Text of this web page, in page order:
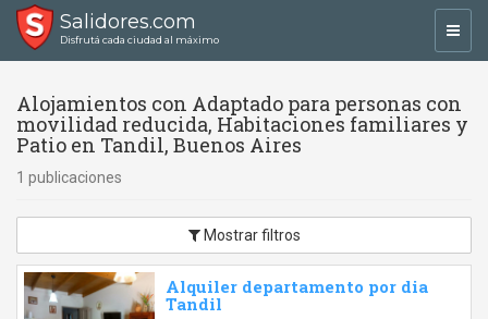
Salidores.com
Disfrutá cada ciudad al máximo
Alojamientos con Adaptado para personas con
movilidad reducida, Habitaciones familiares y
Patio en Tandil, Buenos Aires
1 publicaciones
Mostrar filtros
Alquiler departamento por dia
Tandil